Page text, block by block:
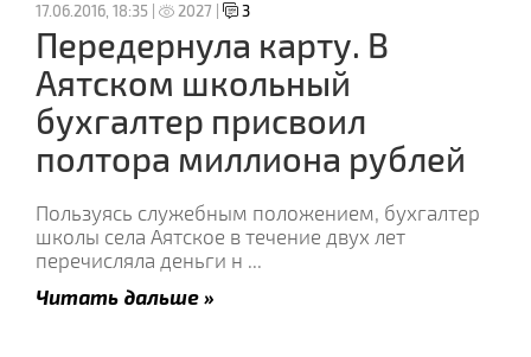
17.06.2016, 18:35 | 2027 | 3
Передернула карту. В
Аятском школьный
бухгалтер присвоил
полтора миллиона рублей
Пользуясь служебным положением, бухгалтер
школы села Аятское в течение двух лет
перечисляла деньги н ...
Читать дальше »